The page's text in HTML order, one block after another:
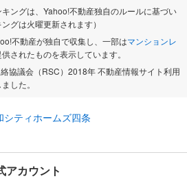
ングは、Yahoo!不動産独自のルールに基づい
グは火曜更新されます）
不動産が独自で収集し、一部はマンションレ
されたものを表示しています。
協議会（RSC）2018年 不動産情報サイト利用
した。
シティホームズ四条
カウント